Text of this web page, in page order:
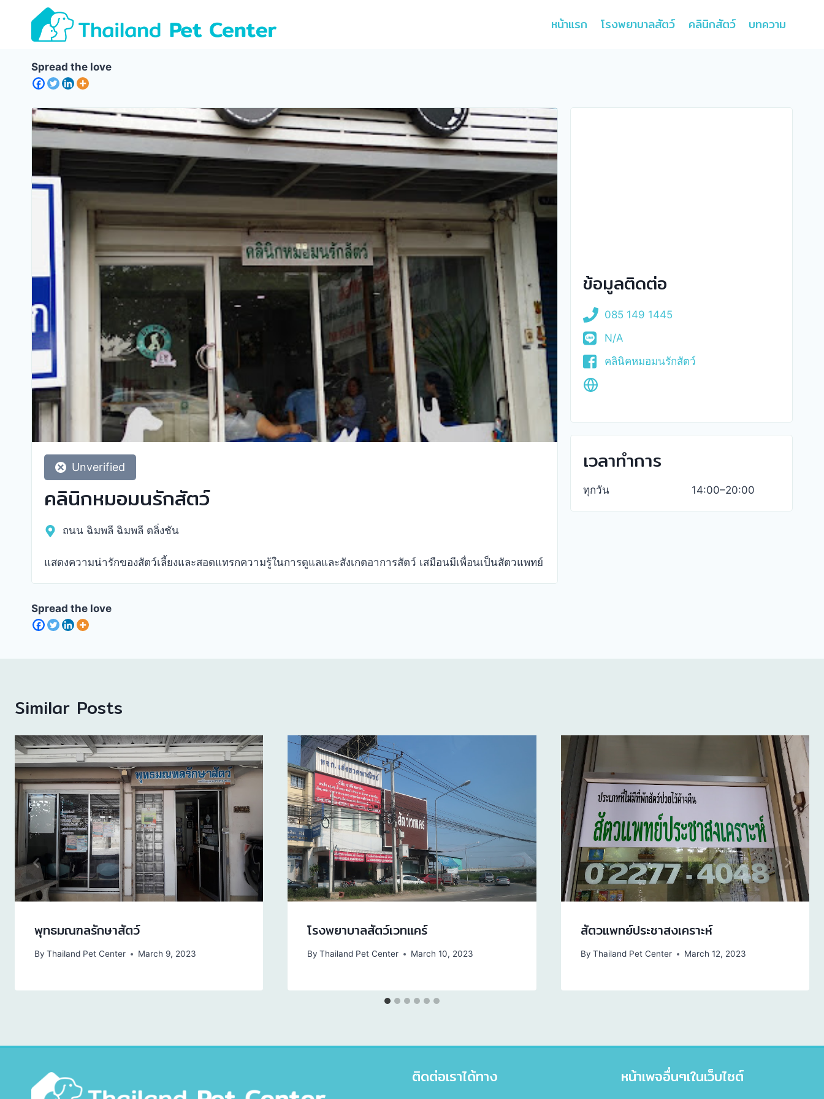
content
หน้าแรก โรงพยาบาลสัตว์ คลินิกสัตว์ บทความ
Spread the love
Unverified
คลินิกหมอมนรักสัตว์
ถนน ฉิมพลี ฉิมพลี ตลิ่งชัน
แสดงความน่ารักของสัตว์เลี้ยงและสอดแทรกความรู้ในการดูแลและสังเกตอาการสัตว์ เสมือนมีเพื่อนเป็นสัตวแพทย์
ข้อมูลติดต่อ
085 149 1445
N/A
คลินิคหมอมนรักสัตว์
เวลาทำการ
ทุกวัน 14:00–20:00
Spread the love
Similar Posts
พุทธมณฑลรักษาสัตว์
By Thailand Pet Center March 9, 2023
โรงพยาบาลสัตว์เวทแคร์
By Thailand Pet Center March 10, 2023
สัตวแพทย์ประชาสงเคราะห์
By Thailand Pet Center March 12, 2023
ติดต่อเราได้ทาง หน้าเพจอื่นๆเในเว็บไซต์